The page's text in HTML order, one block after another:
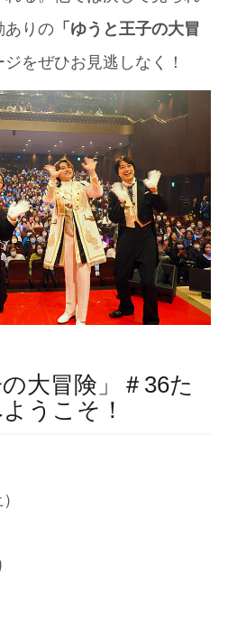
ありの 「ゆうと王子の大冒
をぜひお見逃しなく！
大冒険」＃36た
うこそ！